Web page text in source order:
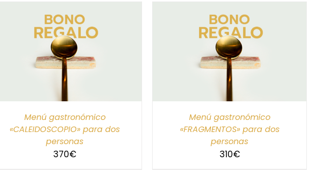
Menú gastronómico
«CALEIDOSCOPIO» para dos
personas
370€
SELECCIONAR IMPORTE
Menú gastronómico
«FRAGMENTOS» para dos
personas
310€